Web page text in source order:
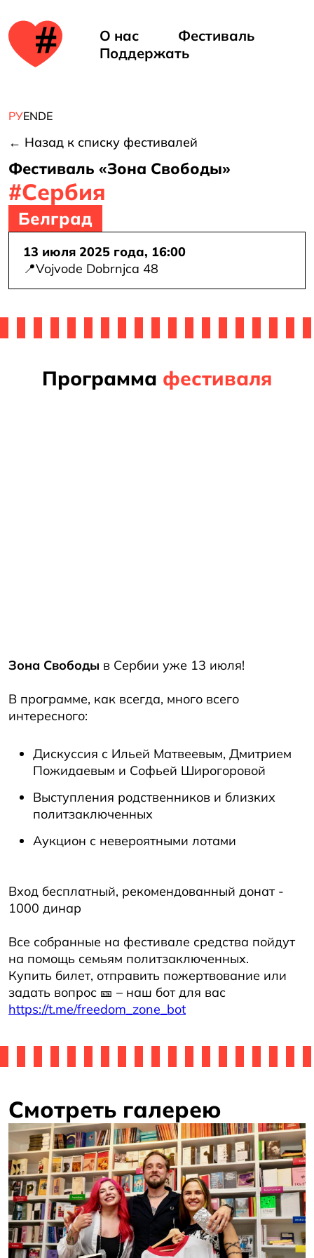
О нас
Фестиваль
Поддержать
РУENDE
← Назад к списку фестивалей
Фестиваль «Зона Свободы»
#Сербия
Белград
13 июля 2025 года, 16:00
📍Vojvode Dobrnjca 48
Программа фестиваля
Зона Свободы в Сербии уже 13 июля!
В программе, как всегда, много всего
интересного:
Дискуссия с Ильей Матвеевым, Дмитрием
Пожидаевым и Софьей Широгоровой
Выступления родственников и близких
политзаключенных
Аукцион с невероятными лотами
Вход бесплатный, рекомендованный донат -
1000 динар
Все собранные на фестивале средства пойдут
на помощь семьям политзаключенных.
Купить билет, отправить пожертвование или
задать вопрос 🎫 – наш бот для вас
https://t.me/freedom_zone_bot
Смотреть галерею